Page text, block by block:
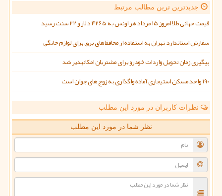
جدیدترین ترین مطالب مرتبط
قیمت جهانی طلا امروز ۱۵ مرداد هر اونس به ۴۲۶۵ دلار و ۲۲ سنت رسید
سفارش استاندارد تهران به استفاده از محافظ های برق برای لوازم خانگی
پیگیری زمان تحویل واردات خودرو برای مشتریان امکانپذیر شد
۱۹۰ واحد مسکن استیجاری آماده واگذاری به زوج های جوان است
نظرات کاربران در مورد این مطلب
نظر شما در مورد این مطلب